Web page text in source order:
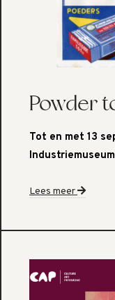
Powder
Tot en met 13
Lees meer